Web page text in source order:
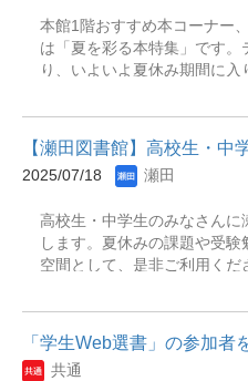
た数学史図鑑 : イラストで
イソギンチャクが腹痛を起こ
ンを科学する : 年間消費量
まさ」の正体』
【主な展示書籍】・『オリオ
れるところ』 C・ロバート
ひとみ訳. -- 恒星社厚生閣,
証言』 稲泉連著. -- 文藝春
博士』 天文宇宙検定委員会
版. -- 恒星社厚生閣, 2021. --
テキスト ; 2級). ・『人類が生
- (シリーズ宇宙総合学 / 京都
究ユニット編集 ; 柴田一成 [
・『有人宇宙学 : 宇宙移住の
会, 2023. ・『宇宙飛行士に
本館1階おすすめ本コーナー
は「夏を彩る本特集」です。
り、いよいよ夏休み期間に入
今回は、夏休みだからこそや
娯楽にまつわる本や暑い夏に
選書しました。是非、気にな
て、夏休みを有意義に過ごし
（火）展示場所：瀬田図書
B（角状書架） 主な展示資料
俗学』『ビジホの朝メシを語
ル』 ※リブアドとは瀬田図
ドバイザーの略で図書館で１
だ学生アシスタントスタッフ
2025/07/18 瀬田
高校生・中学生のみなさんに
します。夏休みの課題や受験
空間として、是非ご利用
(土) 開館時間 平日10:00～
10:00～17:00 対 象 高校
生に限ります） 持ち物 来
徒証（生徒手帳）」を携行し
「学生Web選書」の参加者
共通